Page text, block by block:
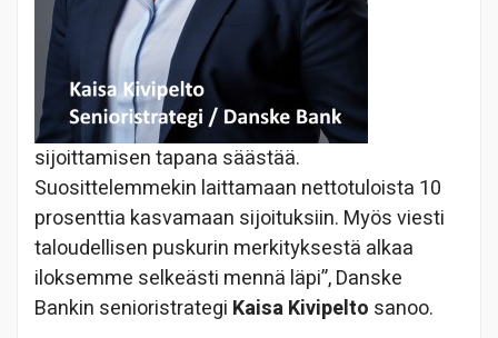
sijoittamisen tapana säästää.
Suosittelemmekin laittamaan nettotuloista 10
prosenttia kasvamaan sijoituksiin. Myös viesti
taloudellisen puskurin merkityksestä alkaa
iloksemme selkeästi mennä läpi”, Danske
Bankin senioristrategi Kaisa Kivipelto sanoo.